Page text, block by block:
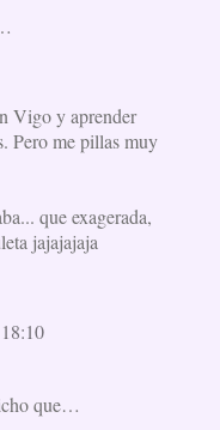
Vigo y aprender
Pero me pillas muy
que exagerada,
jajajajaja
que…